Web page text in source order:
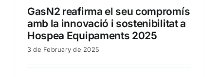
GasN2 reafirma el seu compromís
amb la innovació i sostenibilitat a
Hospea Equipaments 2025
3 de February de 2025